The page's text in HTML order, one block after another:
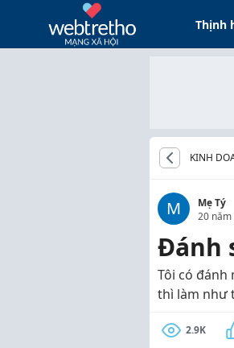
Thịnh
KINH
M
Mẹ Tý
20
Đánh
Tôi có
thì làm như
2.9K